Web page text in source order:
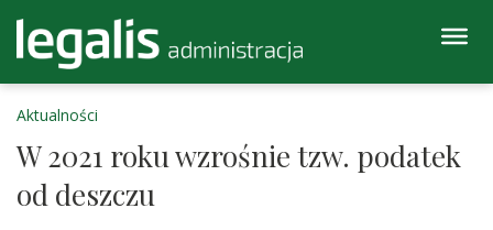
Aktualności
W 2021 roku wzrośnie tzw. podatek
od deszczu